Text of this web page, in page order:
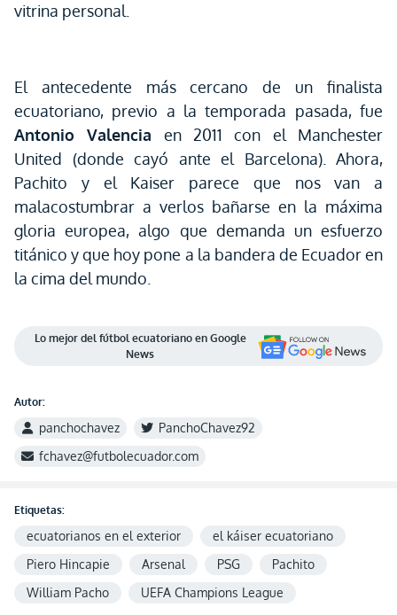
vitrina personal.
El antecedente más cercano de un finalista
ecuatoriano, previo a la temporada pasada, fue
Antonio Valencia en 2011 con el Manchester
United (donde cayó ante el Barcelona). Ahora,
Pachito y el Kaiser parece que nos van a
malacostumbrar a verlos bañarse en la máxima
gloria europea, algo que demanda un esfuerzo
titánico y que hoy pone a la bandera de Ecuador en
la cima del mundo.
Lo mejor del fútbol ecuatoriano en Google
News
Autor:
panchochavez
PanchoChavez92
fchavez@futbolecuador.com
Etiquetas:
ecuatorianos en el exterior
el káiser ecuatoriano
Piero Hincapie
Arsenal PSG
Pachito
William Pacho
UEFA Champions League